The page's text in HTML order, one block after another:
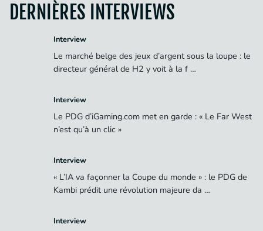
DERNIÈRES INTERVIEWS
Interview
Le marché belge des jeux d’argent sous la loupe : le
directeur général de H2 y voit à la f …
Interview
Le PDG d’iGaming.com met en garde : « Le Far West
n’est qu’à un clic »
Interview
« L’IA va façonner la Coupe du monde » : le PDG de
Kambi prédit une révolution majeure da …
Interview